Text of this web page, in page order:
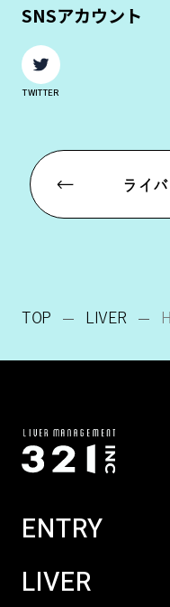
SNSアカウント
TWITTER
ライ
TOP LIVER
ENTRY
LIVER